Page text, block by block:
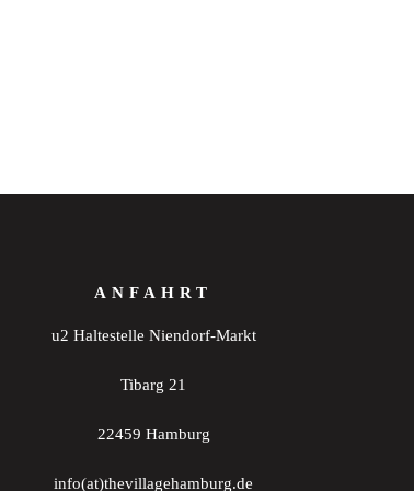
ANFAHRT
u2 Haltestelle Niendorf-Markt
Tibarg 21
22459 Hamburg
info(at)thevillagehamburg.de